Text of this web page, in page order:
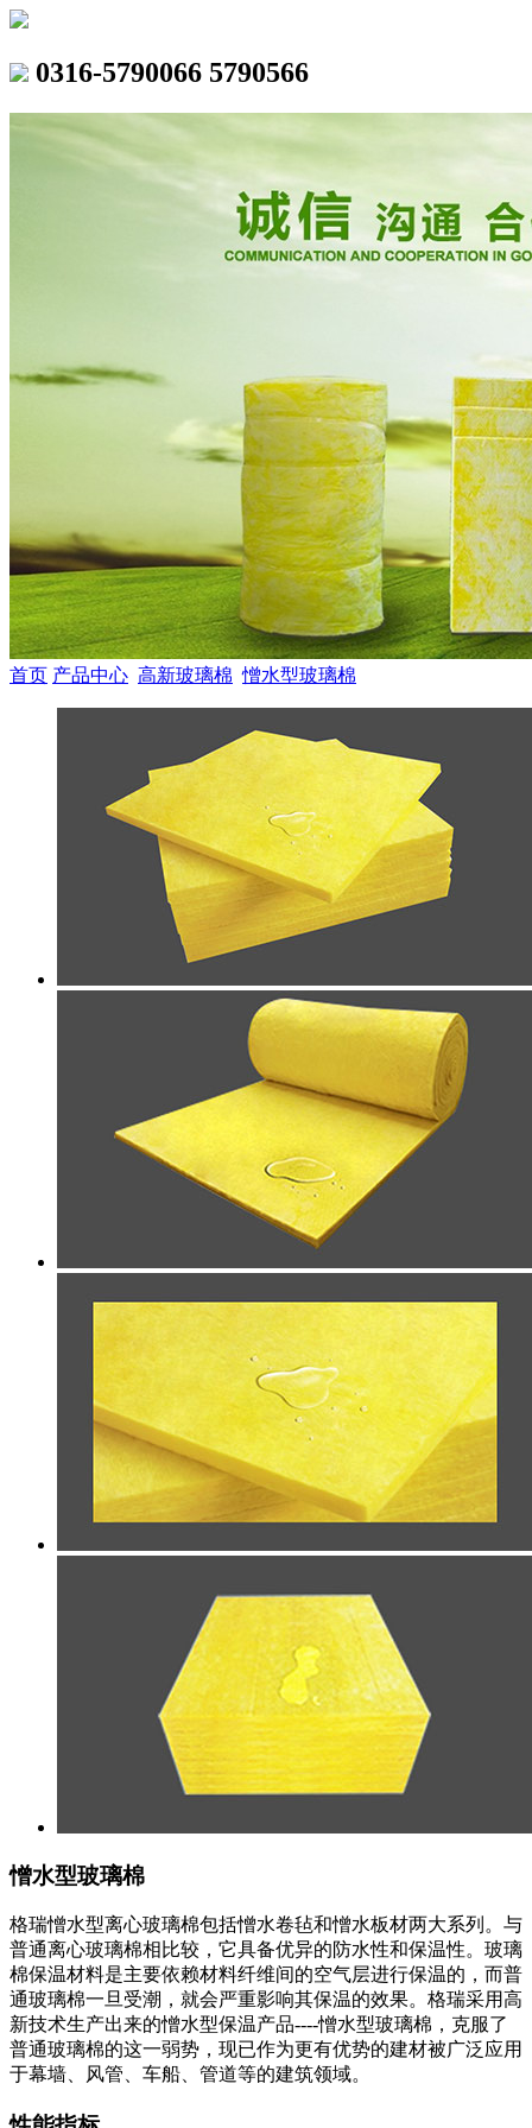
0316-5790066 5790566
首页 产品中心 高新玻璃棉 憎水型玻璃棉
憎水型玻璃棉
格瑞憎水型离心玻璃棉包括憎水卷毡和憎水板材两大系列。与
普通离心玻璃棉相比较，它具备优异的防水性和保温性。玻璃
棉保温材料是主要依赖材料纤维间的空气层进行保温的，而普
通玻璃棉一旦受潮，就会严重影响其保温的效果。格瑞采用高
新技术生产出来的憎水型保温产品----憎水型玻璃棉，克服了
普通玻璃棉的这一弱势，现已作为更有优势的建材被广泛应用
于幕墙、风管、车船、管道等的建筑领域。